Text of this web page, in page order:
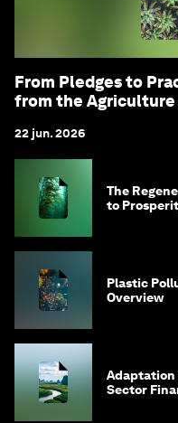
From Pledges to
from the Agriculture
22 jun. 2026
The
to
Plastic
Overview
Adaptation
Sector